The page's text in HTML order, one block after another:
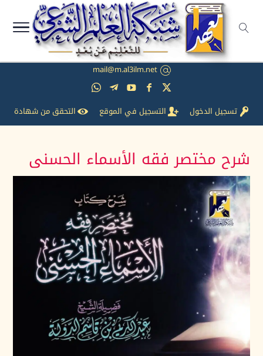
mail@m.al3ilm.net
تسجيل الدخول التسجيل في الموقع التحقق من شهادة
شرح مختصر فقه الأسماء الحسنى